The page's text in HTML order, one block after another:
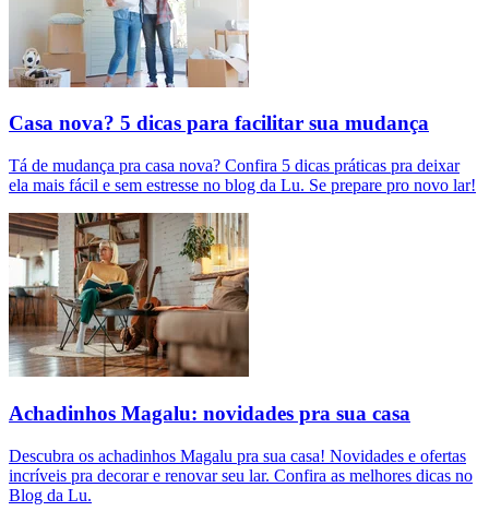
Casa nova? 5 dicas para facilitar sua mudança
Tá de mudança pra casa nova? Confira 5 dicas práticas pra deixar
ela mais fácil e sem estresse no blog da Lu. Se prepare pro novo lar!
Achadinhos Magalu: novidades pra sua casa
Descubra os achadinhos Magalu pra sua casa! Novidades e ofertas
incríveis pra decorar e renovar seu lar. Confira as melhores dicas no
Blog da Lu.